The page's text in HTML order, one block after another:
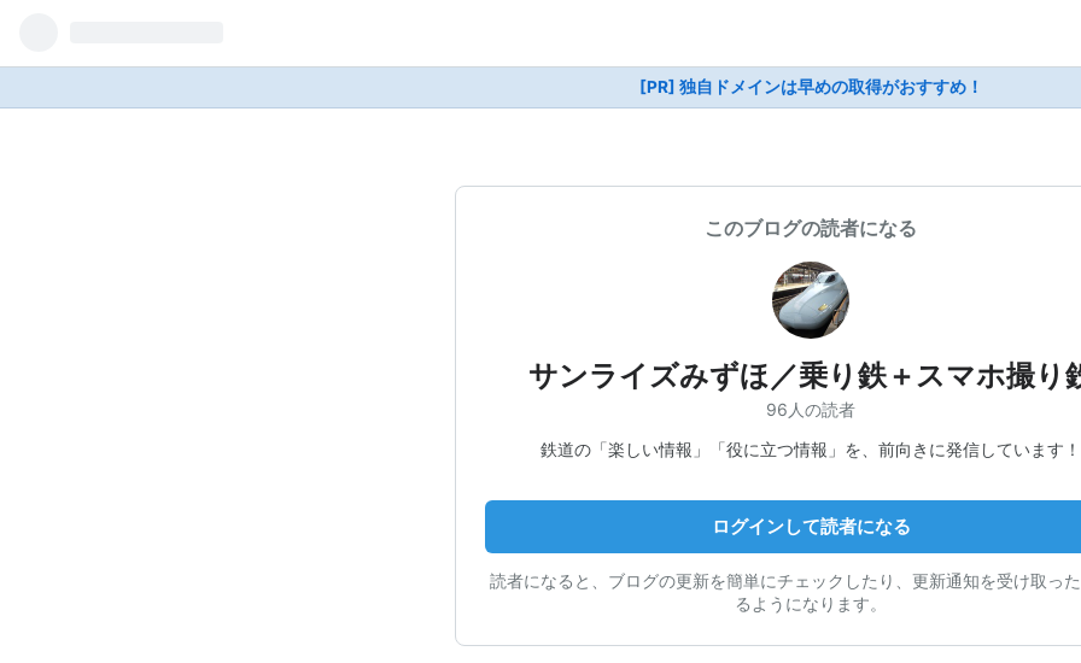
[PR] 独自ドメインは早めの取得がおすすめ！
このブログの読者になる
サンライズみずほ／乗り鉄＋スマホ撮り
96人の読者
鉄道の「楽しい情報」「役に立つ情報」を、前向きに発信しています！
ログインして読者になる
読者になると、ブログの更新を簡単にチェックしたり、更新通知を受け取っ
るようになります。